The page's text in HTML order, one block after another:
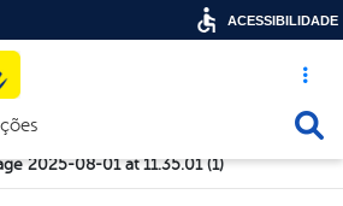
Acesso
navegação
2025-08-01 at 11.35.01 (1)
ACESSIBILIDADE